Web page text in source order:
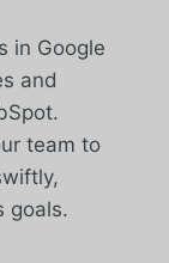
in Google
and
team to
goals.